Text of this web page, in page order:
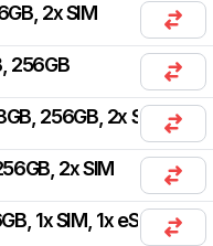
2x SIM
256GB
256GB, 2x SIM
2x SIM
1x SIM, 1x eSIM